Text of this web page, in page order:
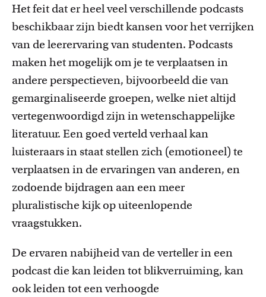
Het feit dat er heel veel verschillende podcasts
beschikbaar zijn biedt kansen voor het verrijken
van de leerervaring van studenten. Podcasts
maken het mogelijk om je te verplaatsen in
andere perspectieven, bijvoorbeeld die van
gemarginaliseerde groepen, welke niet altijd
vertegenwoordigd zijn in wetenschappelijke
literatuur. Een goed verteld verhaal kan
luisteraars in staat stellen zich (emotioneel) te
verplaatsen in de ervaringen van anderen, en
zodoende bijdragen aan een meer
pluralistische kijk op uiteenlopende
vraagstukken.
De ervaren nabijheid van de verteller in een
podcast die kan leiden tot blikverruiming, kan
ook leiden tot een verhoogde